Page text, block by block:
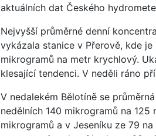
aktuálních dat Českého
Nejvyšší průměrné denní
vykázala stanice v Přerově, kde
mikrogramů na metr krychlový.
klesající tendenci. V neděli ráno
V nedalekém Bělotíně se
nedělních 140 mikrogramů na
mikrogramů a v Jeseníku ze 79